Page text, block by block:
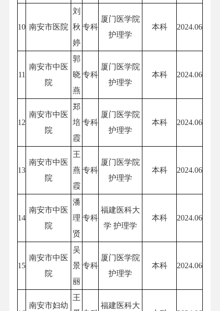
10 南安市医院
刘
秋
婷
专科
厦门医学院
护理学
本科 2024.06
11
南安市中医
院
郭
晓
燕
专科
厦门医学院
护理学
本科 2024.06
12
南安市中医
院
郑
培
霞
专科
厦门医学院
护理学
本科 2024.06
13
南安市中医
院
王
燕
霞
专科
厦门医学院
护理学
本科 2024.06
14
南安市中医
院
潘
理
贤
专科
福建医科大
学 护理学
本科 2024.06
15
南安市中医
院
吴
景
丽
专科
厦门医学院
护理学
本科 2024.06
南安市妇幼
王
福建医科大